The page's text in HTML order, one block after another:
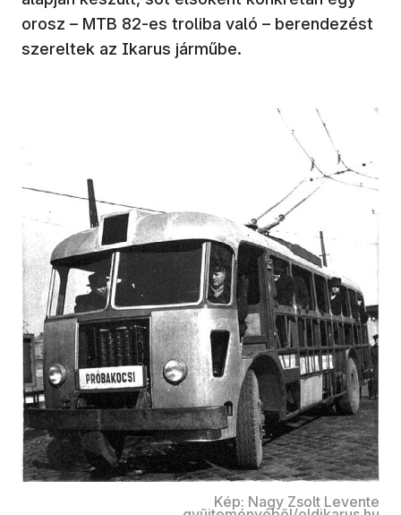
orosz – MTB 82-es troliba való – berendezést
szereltek az Ikarus járműbe.
Kép: Nagy Zsolt Levente